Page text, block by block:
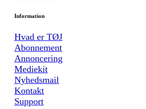
Information
Hvad er TØJ
Abonnement
Annoncering
Mediekit
Nyhedsmail
Kontakt
Support